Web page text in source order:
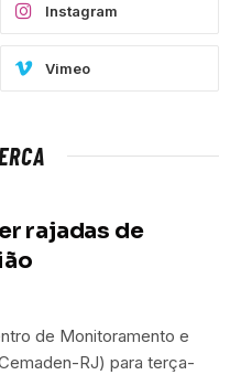
Instagram
Vimeo
rajadas de
de Monitoramento e
RJ) para terça-